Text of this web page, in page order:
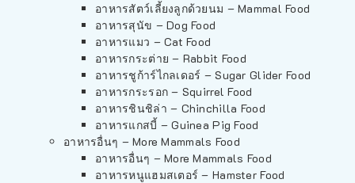
อาหารสัตว์เลี้ยงลูกด้วยนม – Mammal Food
อาหารสุนัข – Dog Food
อาหารแมว – Cat Food
อาหารกระต่าย – Rabbit Food
อาหารชูก้าร์ไกลเดอร์ – Sugar Glider Food
อาหารกระรอก – Squirrel Food
อาหารชินชิล่า – Chinchilla Food
อาหารแกสบี้ – Guinea Pig Food
อาหารอื่นๆ – More Mammals Food
อาหารอื่นๆ – More Mammals Food
อาหารหนูแฮมสเตอร์ – Hamster Food